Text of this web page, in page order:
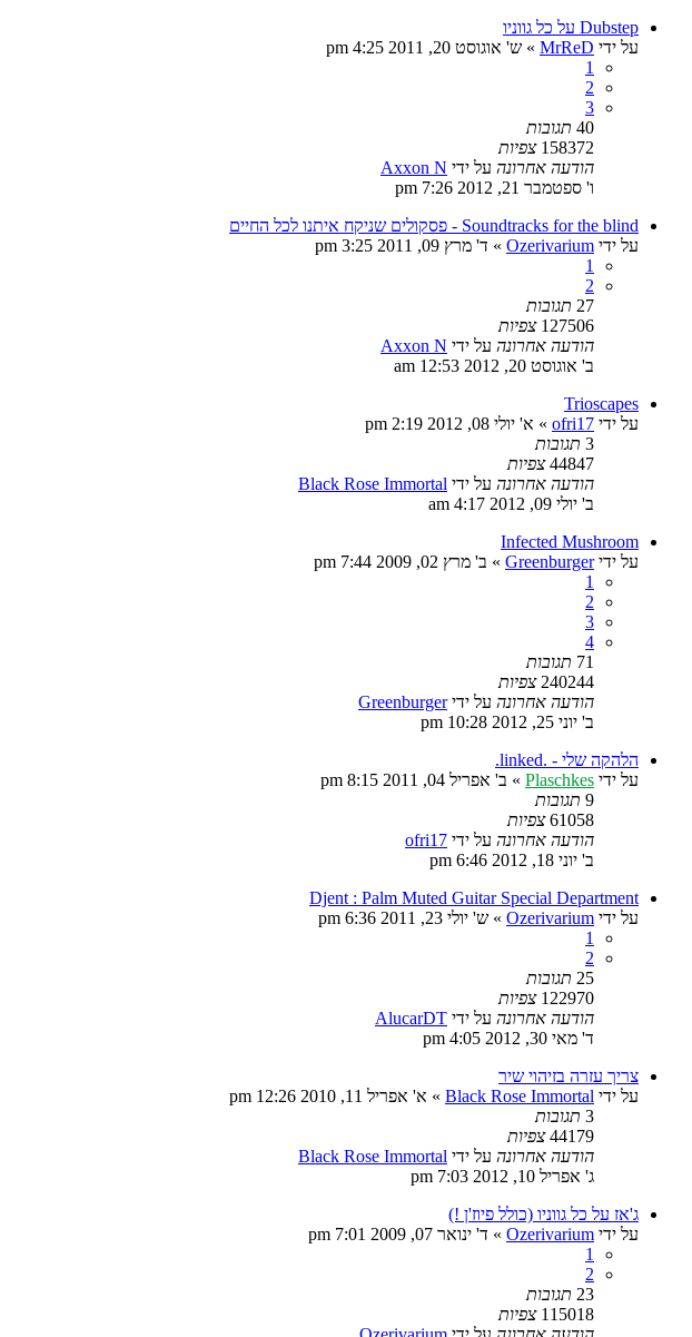
Dubstep על כל גווניו
על ידי MrReD
» ש' אוגוסט 20, 2011 4:25 pm
1
2
3
40 תגובות
158372 צפיות
הודעה אחרונה על ידי Axxon N
ו' ספטמבר 21, 2012 7:26 pm
Soundtracks for the blind - פסקולים שניקח איתנו לכל החיים
על ידי Ozerivarium
» ד' מרץ 09, 2011 3:25 pm
1
2
27 תגובות
127506 צפיות
הודעה אחרונה על ידי Axxon N
ב' אוגוסט 20, 2012 12:53 am
Trioscapes
על ידי ofri17
» א' יולי 08, 2012 2:19 pm
3 תגובות
44847 צפיות
הודעה אחרונה על ידי Black Rose Immortal
ב' יולי 09, 2012 4:17 am
Infected Mushroom
על ידיGreenburger
» ב' מרץ 02, 2009 7:44 pm
1
2
3
4
71 תגובות
240244 צפיות
הודעה אחרונה על ידיGreenburger
ב' יוני 25, 2012 10:28 pm
הלהקה שלי - .linked.
על ידי Plaschkes
» ב' אפריל 04, 2011 8:15 pm
9 תגובות
61058 צפיות
הודעה אחרונה על ידי ofri17
ב' יוני 18, 2012 6:46 pm
Djent : Palm Muted Guitar Special Department
על ידי Ozerivarium
» ש' יולי 23, 2011 6:36 pm
1
2
25 תגובות
122970 צפיות
הודעה אחרונה על ידי AlucarDT
ד' מאי 30, 2012 4:05 pm
צריך עזרה בזיהוי שיר
על ידי Black Rose Immortal
» א' אפריל 11, 2010 12:26 pm
3 תגובות
44179 צפיות
הודעה אחרונה על ידי Black Rose Immortal
ג' אפריל 10, 2012 7:03 pm
ג'אז על כל גווניו (כולל פיוז'ן !)
על ידי Ozerivarium
» ד' ינואר 07, 2009 7:01 pm
1
2
23 תגובות
115018 צפיות